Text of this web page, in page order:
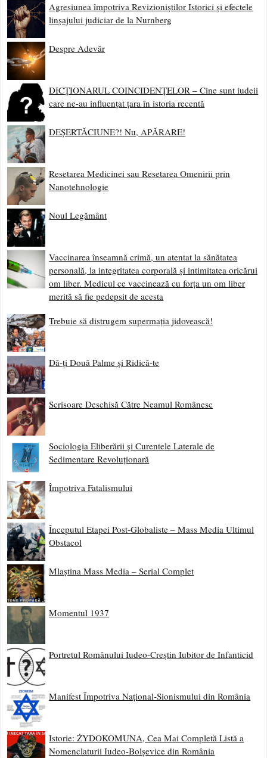
Agresiunea împotriva Revizioniștilor Istorici și efectele
linșajului judiciar de la Nurnberg
Despre Adevăr
DICȚIONARUL COINCIDENȚELOR – Cine sunt iudeii
care ne-au influențat țara în istoria recentă
DEȘERTĂCIUNE?! Nu, APĂRARE!
Resetarea Medicinei sau Resetarea Omenirii prin
Nanotehnologie
Noul Legământ
Vaccinarea înseamnă crimă, un atentat la sănătatea
personală, la integritatea corporală și intimitatea oricărui
om liber. Medicul ce vaccinează cu forța un om liber
merită să fie pedepsit de acesta
Trebuie să distrugem supermația jidovească!
Dă-ți Două Palme și Ridică-te
Scrisoare Deschisă Către Neamul Românesc
Sociologia Eliberării și Curentele Laterale de
Sedimentare Revoluționară
Împotriva Fatalismului
Începutul Etapei Post-Globaliste – Mass Media Ultimul
Obstacol
Mlaștina Mass Media – Serial Complet
Momentul 1937
Portretul Românului Iudeo-Creștin Iubitor de Infanticid
Manifest Împotriva Național-Sionismului din România
Istorie: ŻYDOKOMUNA, Cea Mai Completă Listă a
Nomenclaturii Iudeo-Bolșevice din România